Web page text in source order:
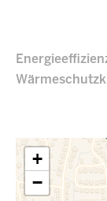
+
−